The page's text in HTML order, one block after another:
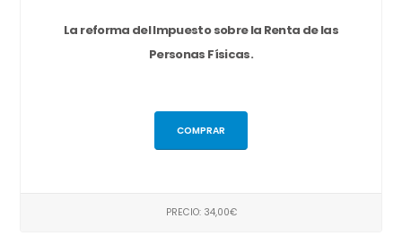
La reforma del Impuesto sobre la Renta de las
Personas Físicas.
COMPRAR
PRECIO: 34,00€